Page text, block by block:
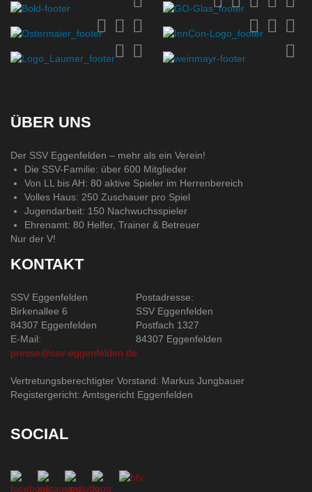
ÜBER UNS
Der SSV Eggenfelden – mehr als ein Verein!
Die SSV-Familie: über 600 Mitglieder
Von LL bis AH: 80 aktive Spieler im Herrenbereich
Volles Haus: 250 Zuschauer pro Spiel
Jugendarbeit: 150 Nachwuchsspieler
Ehrenamt: 80 Helfer, Trainer & Betreuer
Nur der V!
KONTAKT
SSV Eggenfelden
Birkenallee 6
84307 Eggenfelden
E-Mail:
presse@ssv-eggenfelden.de
Postadresse:
SSV Eggenfelden
Postfach 1327
84307 Eggenfelden
Vertretungsberechtigter Vorstand: Markus Jungbauer
Registergericht: Amtsgericht Eggenfelden
SOCIAL